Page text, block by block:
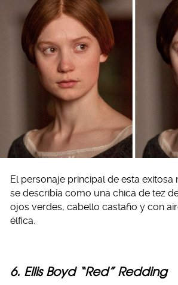
El personaje principal de esta exitosa
se describía como una chica de tez
ojos verdes, cabello castaño y con
élfica.
6. Ellis Boyd “Red” Redding